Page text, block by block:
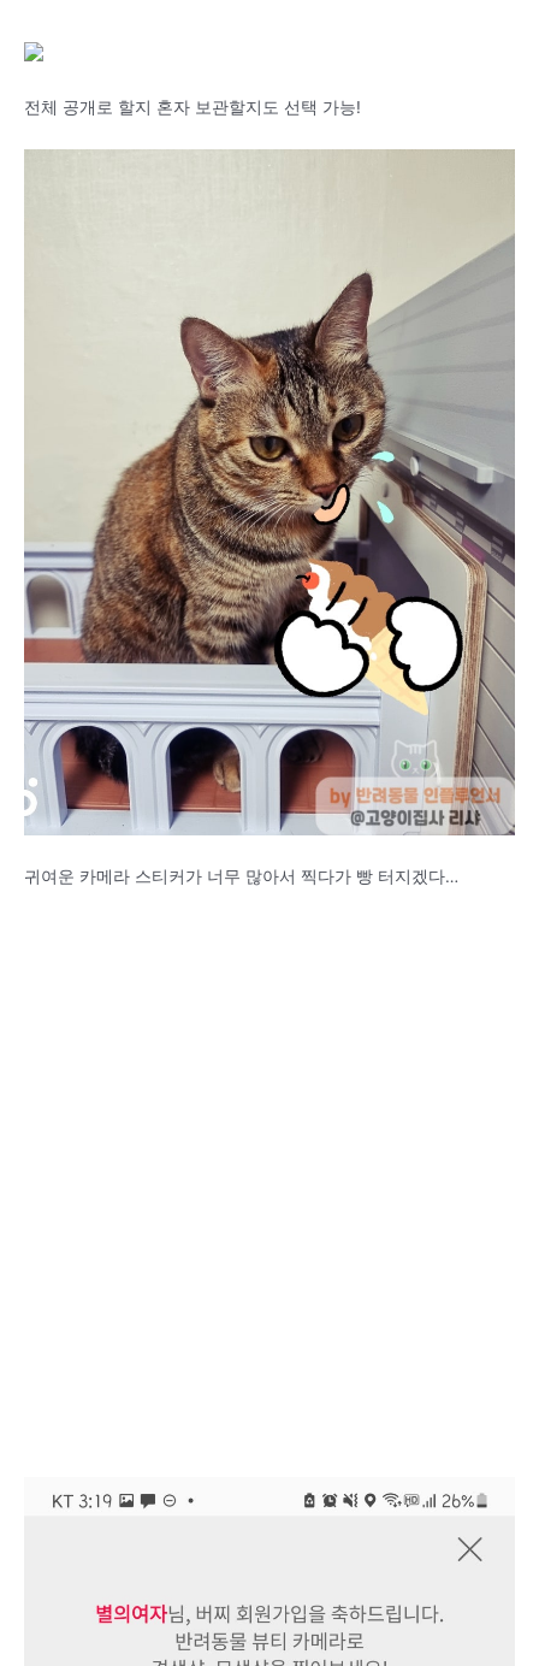
전체 공개로 할지 혼자 보관할지도 선택 가능!
귀여운 카메라 스티커가 너무 많아서 찍다가 빵 터지겠다…